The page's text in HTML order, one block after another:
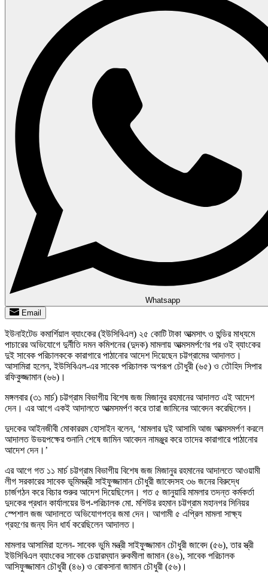
Whatsapp
Email
ইউনাইটেড কমার্শিয়াল ব্যাংকের (ইউসিবিএল) ২৫ কোটি টাকা আত্মসাৎ ও হুন্ডির মাধ্যমে
পাচারের অভিযোগে দুর্নীতি দমন কমিশনের (দুদক) মামলায় আত্মসমর্পণের পর ওই ব্যাংকের
দুই সাবেক পরিচালককে কারাগারে পাঠানোর আদেশ দিয়েছেন চট্টগ্রামের আদালত।
আসামিরা হলেন, ইউসিবিএল-এর সাবেক পরিচালক অপরূপ চৌধুরী (৬৫) ও তৌহিদ সিপার
রফিকুজ্জামান (৬৬)।
মঙ্গলবার (৩১ মার্চ) চট্টগ্রাম বিভাগীয় বিশেষ জজ মিজানুর রহমানের আদালত এই আদেশ
দেন। এর আগে একই আদালতে আত্মসমর্পণ করে তারা জামিনের আবেদন করেছিলেন।
দুদকের আইনজীবী মোকাররম হোসাইন বলেন, ‘মামলার দুই আসামি আজ আত্মসমর্পণ করলে
আদালত উভয়পক্ষের শুনানি শেষে জামিন আবেদন নামঞ্জুর করে তাদের কারাগারে পাঠানোর
আদেশ দেন।’
এর আগে গত ১১ মার্চ চট্টগ্রাম বিভাগীয় বিশেষ জজ মিজানুর রহমানের আদালতে আওয়ামী
লীগ সরকারের সাবেক ভূমিমন্ত্রী সাইফুজ্জামান চৌধুরী জাবেদসহ ৩৬ জনের বিরুদ্ধে
চার্জগঠন করে বিচার শুরুর আদেশ দিয়েছিলেন। গত ৫ জানুয়ারি মামলার তদন্ত কর্মকর্তা
দুদকের প্রধান কার্যালয়ের উপ-পরিচালক মো. মশিউর রহমান চট্টগ্রাম মহানগর সিনিয়র
স্পেশাল জজ আদালতে অভিযোগপত্র জমা দেন। আগামী ৫ এপ্রিল মামলা সাক্ষ্য
গ্রহণের জন্য দিন ধার্য করেছিলেন আদালত।
মামলার আসামিরা হলেন- সাবেক ভুমি মন্ত্রী সাইফুজ্জামান চৌধুরী জাবেদ (৫৬), তার স্ত্রী
ইউসিবিএল ব্যাংকের সাবেক চেয়ারম্যান রুকমীলা জামান (৪৬), সাবেক পরিচালক
আসিফুজ্জামান চৌধুরী (৪৬) ও রোকসানা জামান চৌধুরী (৫৬)।